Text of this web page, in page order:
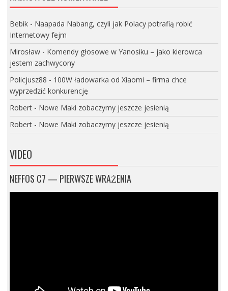
Bebik- Naapada Nabang, czyli jak Polacy potrafią robić
Internetowy fejm
Mirosław- Komendy głosowe w Yanosiku – jako kierowca
jestem zachwycony
Policjusz88 - 100W ładowarka od Xiaomi – firma chce
wyprzedzić konkurencję
Robert- Nowe Maki zobaczymy jeszcze jesienią
Robert- Nowe Maki zobaczymy jeszcze jesienią
VIDEO
NEFFOS C7 — PIERWSZE WRAŻENIA